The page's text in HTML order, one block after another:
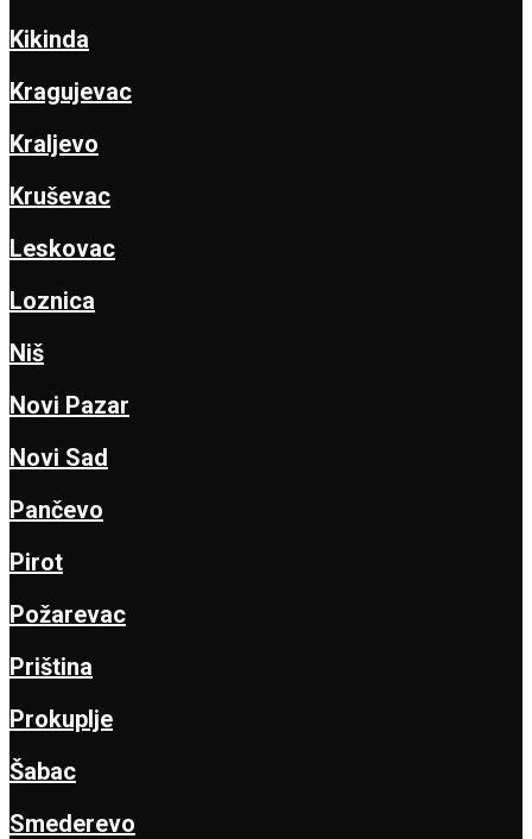
Kikinda
Kragujevac
Kraljevo
Kruševac
Leskovac
Loznica
Niš
Novi Pazar
Novi Sad
Pančevo
Pirot
Požarevac
Priština
Prokuplje
Šabac
Smederevo